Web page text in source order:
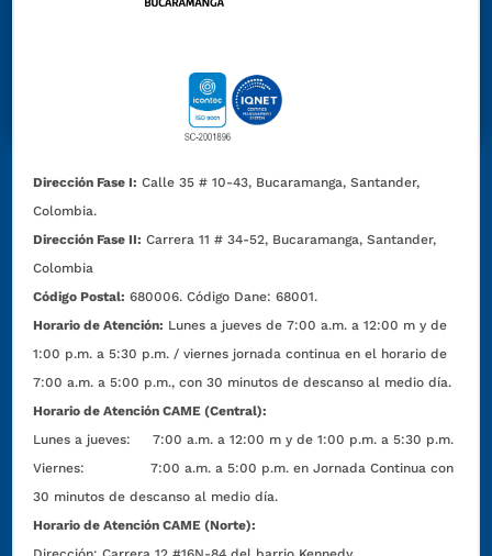
Dirección Fase I: Calle 35 # 10-43, Bucaramanga, Santander,
Colombia.
Dirección Fase II: Carrera 11 # 34-52, Bucaramanga, Santander,
Colombia
Código Postal: 680006. Código Dane: 68001.
Horario de Atención: Lunes a jueves de 7:00 a.m. a 12:00 m y de
1:00 p.m. a 5:30 p.m. / viernes jornada continua en el horario de
7:00 a.m. a 5:00 p.m., con 30 minutos de descanso al medio día.
Horario de Atención CAME (Central):
Lunes a jueves: 7:00 a.m. a 12:00 m y de 1:00 p.m. a 5:30 p.m.
Viernes: 7:00 a.m. a 5:00 p.m. en Jornada Continua con
30 minutos de descanso al medio día.
Horario de Atención CAME (Norte):